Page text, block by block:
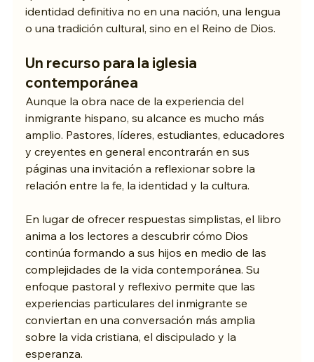
identidad definitiva no en una nación, una lengua
o una tradición cultural, sino en el Reino de Dios.
Un recurso para la iglesia
contemporánea
Aunque la obra nace de la experiencia del
inmigrante hispano, su alcance es mucho más
amplio. Pastores, líderes, estudiantes, educadores
y creyentes en general encontrarán en sus
páginas una invitación a reflexionar sobre la
relación entre la fe, la identidad y la cultura.
En lugar de ofrecer respuestas simplistas, el libro
anima a los lectores a descubrir cómo Dios
continúa formando a sus hijos en medio de las
complejidades de la vida contemporánea. Su
enfoque pastoral y reflexivo permite que las
experiencias particulares del inmigrante se
conviertan en una conversación más amplia
sobre la vida cristiana, el discipulado y la
esperanza.